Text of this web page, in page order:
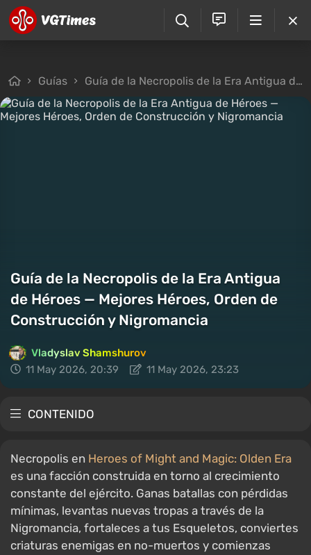
Guías Guía de la Necropolis de la Era Antigua de Héroes — Mejores Héroes, Orden de Construcción y Nigromancia
Guía de la Necropolis de la Era Antigua
de Héroes — Mejores Héroes, Orden de
Construcción y Nigromancia
Vladyslav Shamshurov
11 May 2026, 20:39
11 May 2026, 23:23
CONTENIDO
Necropolis en Heroes of Might and Magic: Olden Era
es una facción construida en torno al crecimiento
constante del ejército. Ganas batallas con pérdidas
mínimas, levantas nuevas tropas a través de la
Nigromancia, fortaleces a tus Esqueletos, conviertes
criaturas enemigas en no-muertos y comienzas